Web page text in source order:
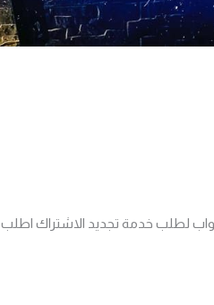
لطلب خدمة تجديد الاشتراك اطلب